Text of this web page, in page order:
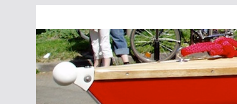
springen